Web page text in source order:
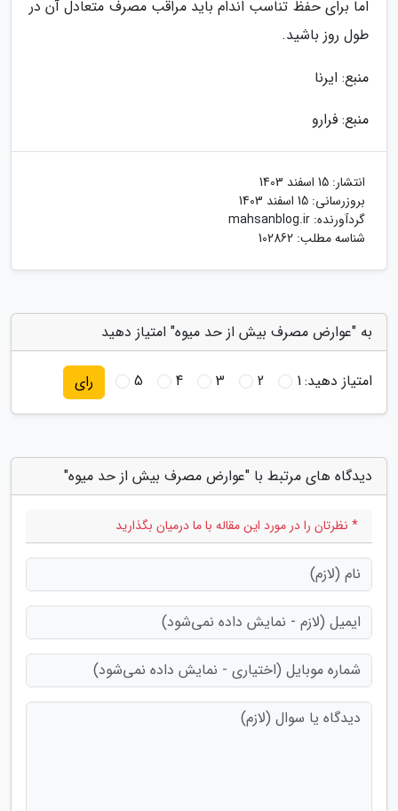
اما برای حفظ تناسب اندام باید مراقب مصرف متعادل آن در
طول روز باشید.
منبع: ایرنا
منبع: فرارو
انتشار: 15 اسفند 1403
بروزرسانی: 15 اسفند 1403
گردآورنده: mahsanblog.ir
شناسه مطلب: 102862
به "عوارض مصرف بیش از حد میوه" امتیاز دهید
امتیاز دهید:1
2
3
4
5 رای
دیدگاه های مرتبط با "عوارض مصرف بیش از حد میوه"
* نظرتان را در مورد این مقاله با ما درمیان بگذارید